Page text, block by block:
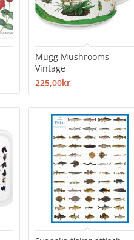
Mugg Mushrooms
Vintage
225,00kr